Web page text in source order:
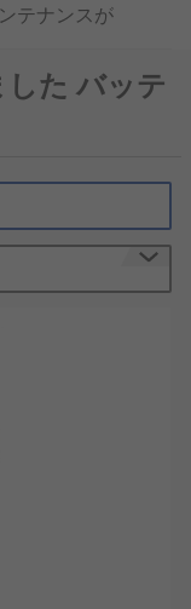
テナンスが
ルのバッテ
は一定に保
個々のバッ
ら保護する
る定期的な
が特別に設
水器によ
ず EXACT
専用ブラシ
ールワイヤ
異物を端子
接続部から
た バッテ